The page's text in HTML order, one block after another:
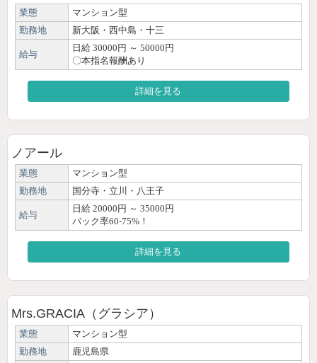
業態
マンション型
勤務地
新大阪・西中島・十三
給与
日給 30000円 ～ 50000円
〇本指名報酬あり
詳細を見る
ノアール
業態
マンション型
勤務地
国分寺・立川・八王子
給与
日給 20000円 ～ 35000円
バック率60-75%！
詳細を見る
Mrs.GRACIA（グラシア）
業態
マンション型
勤務地
鹿児島県